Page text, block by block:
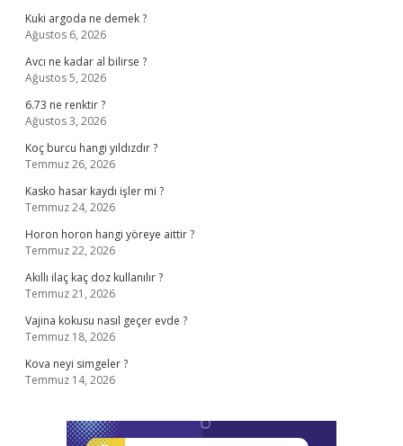
Kuki argoda ne demek ?
Ağustos 6, 2026
Avcı ne kadar al bilirse ?
Ağustos 5, 2026
6.73 ne renktir ?
Ağustos 3, 2026
Koç burcu hangi yıldızdır ?
Temmuz 26, 2026
Kasko hasar kaydı işler mi ?
Temmuz 24, 2026
Horon horon hangi yöreye aittir ?
Temmuz 22, 2026
Akıllı ilaç kaç doz kullanılır ?
Temmuz 21, 2026
Vajina kokusu nasıl geçer evde ?
Temmuz 18, 2026
Kova neyi simgeler ?
Temmuz 14, 2026